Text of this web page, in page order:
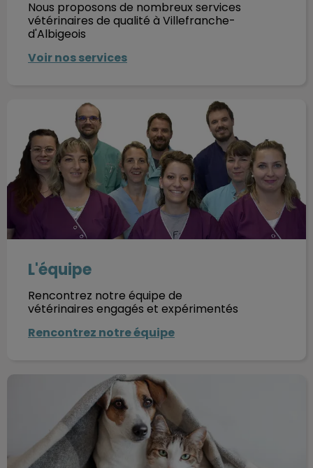
Nous proposons de nombreux services
vétérinaires de qualité à Villefranche-
d'Albigeois
Voir nos services
L'équipe
Rencontrez notre équipe de
vétérinaires engagés et expérimentés
Rencontrez notre équipe
Contact et horaires